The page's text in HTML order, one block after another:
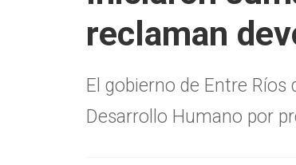
reclaman
El gobierno de Entre
Desarrollo Humano por